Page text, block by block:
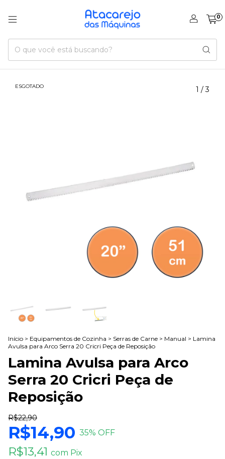
0
ESGOTADO 1 /3
Início > Equipamentos de Cozinha > Serras de Carne > Manual > Lamina
Avulsa para Arco Serra 20 Cricri Peça de Reposição
Lamina Avulsa para Arco
Serra 20 Cricri Peça de
Reposição
R$22,90
R$14,90 35% OFF
R$13,41 com Pix